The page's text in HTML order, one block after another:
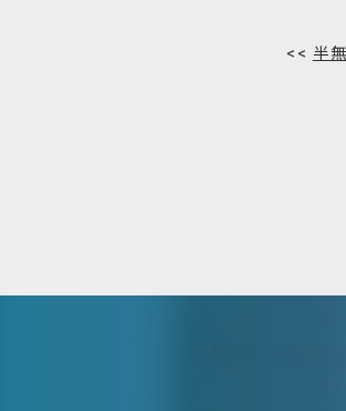
<< 半